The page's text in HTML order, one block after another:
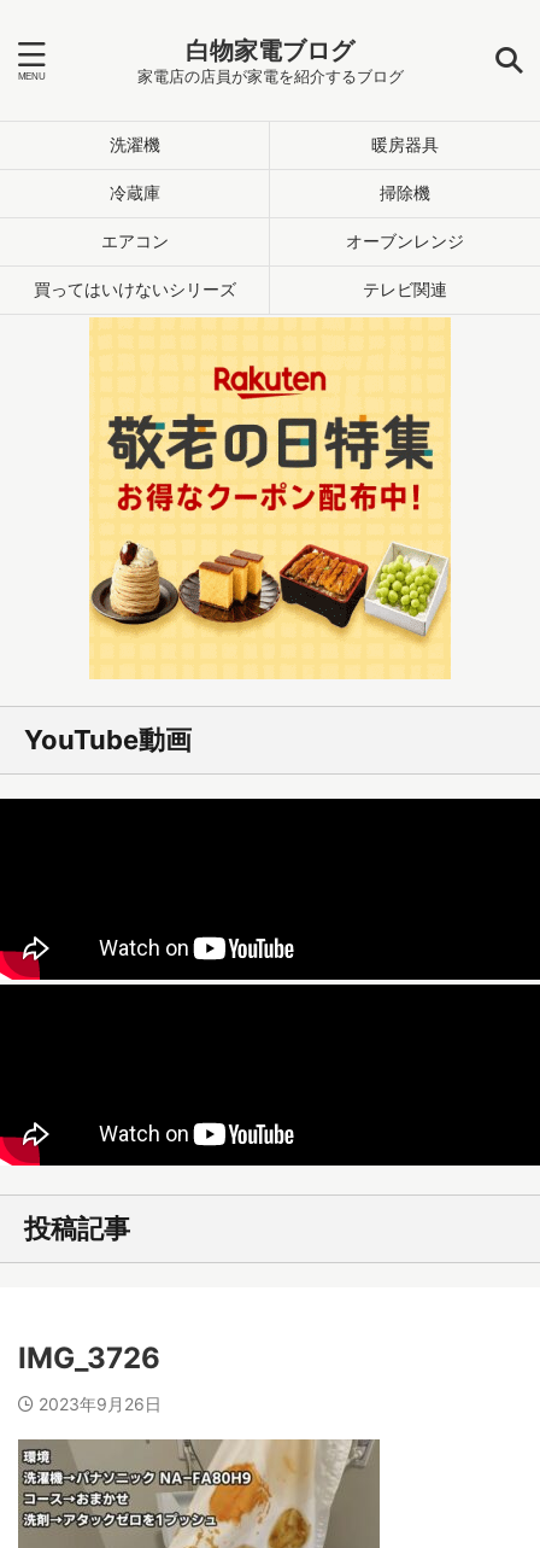
白物家電ブログ
家電店の店員が家電を紹介するブログ
洗濯機 暖房器具
冷蔵庫 掃除機
エアコン オーブンレンジ
買ってはいけないシリーズ テレビ関連
YouTube動画
投稿記事
IMG_3726
2023年9月26日